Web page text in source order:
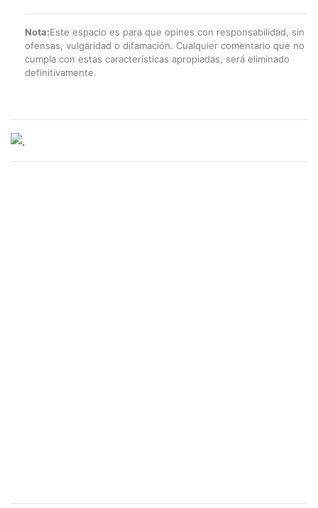
Nota:Este espacio es para que opines con responsabilidad, sin
ofensas, vulgaridad o difamación. Cualquier comentario que no
cumpla con estas características apropiadas, será eliminado
definitivamente.